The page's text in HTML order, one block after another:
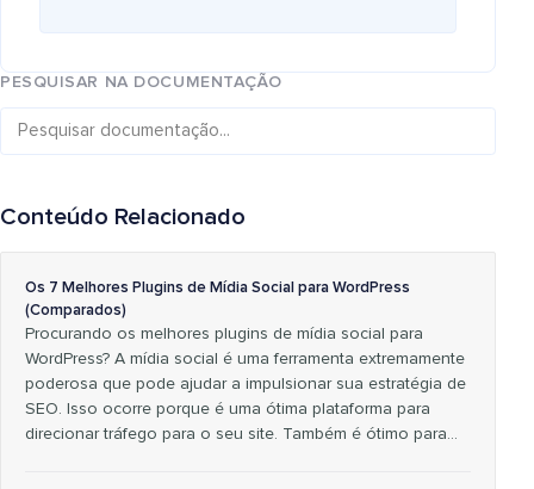
PESQUISAR NA DOCUMENTAÇÃO
Conteúdo Relacionado
Os 7 Melhores Plugins de Mídia Social para WordPress
(Comparados)
Procurando os melhores plugins de mídia social para
WordPress? A mídia social é uma ferramenta extremamente
poderosa que pode ajudar a impulsionar sua estratégia de
SEO. Isso ocorre porque é uma ótima plataforma para
direcionar tráfego para o seu site. Também é ótimo para...